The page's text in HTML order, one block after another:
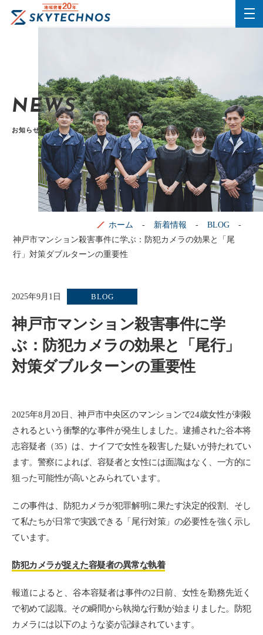
NEWS
お知らせ
ホーム 新着情報
BLOG
神戸市マンション殺害事件に学ぶ：防犯カメラの効果と「尾
行」対策ダブルターンの重要性
2025年9月1日 BLOG
神戸市マンション殺害事件に学
ぶ：防犯カメラの効果と「尾行」
対策ダブルターンの重要性
2025年8月20日、神戸市中央区のマンションで24歳女性が刺殺
されるという衝撃的な事件が発生しました。逮捕された谷本将
志容疑者（35）は、ナイフで女性を殺害した疑いが持たれてい
ます。警察によれば、容疑者と女性には面識はなく、一方的に
狙った可能性が高いとみられています。
この事件は、防犯カメラが犯罪解明に果たす決定的役割、そし
て私たちが日常で実践できる「尾行対策」の必要性を強く示し
ています。
防犯カメラが捉えた容疑者の異常な執着
報道によると、谷本容疑者は事件の2日前、女性を勤務先近く
で初めて認識。その瞬間から執拗な行動が始まりました。防犯
カメラには以下のような姿が記録されています。